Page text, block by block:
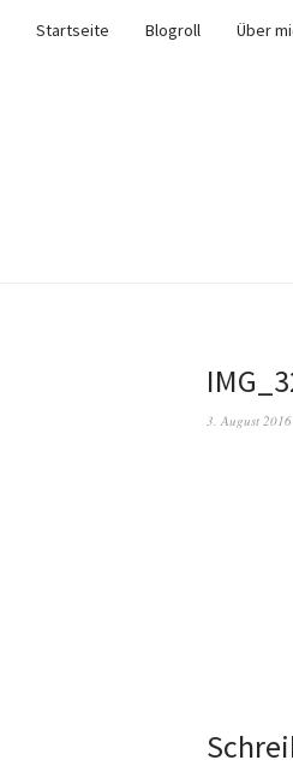
Startseite Blogroll Über
3. August 2016